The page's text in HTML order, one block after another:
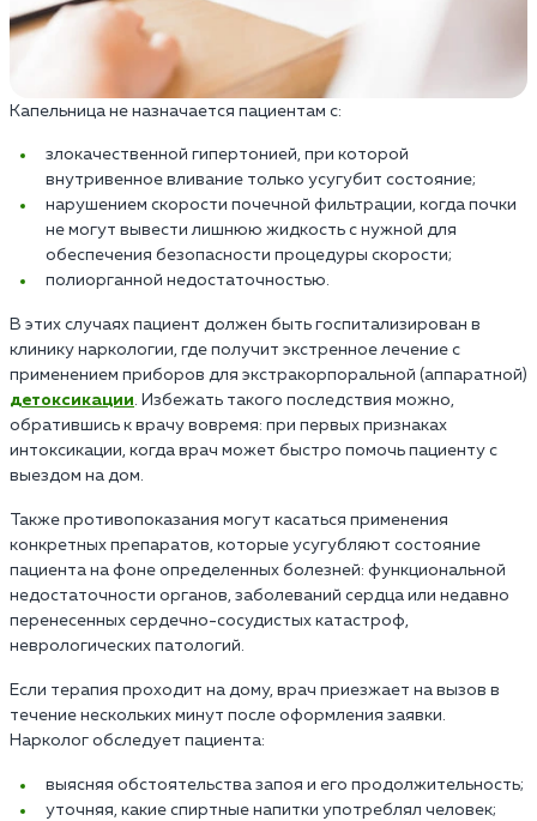
Капельница не назначается пациентам с:
злокачественной гипертонией, при которой
внутривенное вливание только усугубит состояние;
нарушением скорости почечной фильтрации, когда почки
не могут вывести лишнюю жидкость с нужной для
обеспечения безопасности процедуры скорости;
полиорганной недостаточностью.
В этих случаях пациент должен быть госпитализирован в
клинику наркологии, где получит экстренное лечение с
применением приборов для экстракорпоральной (аппаратной)
детоксикации. Избежать такого последствия можно,
обратившись к врачу вовремя: при первых признаках
интоксикации, когда врач может быстро помочь пациенту с
выездом на дом.
Также противопоказания могут касаться применения
конкретных препаратов, которые усугубляют состояние
пациента на фоне определенных болезней: функциональной
недостаточности органов, заболеваний сердца или недавно
перенесенных сердечно-сосудистых катастроф,
неврологических патологий.
Если терапия проходит на дому, врач приезжает на вызов в
течение нескольких минут после оформления заявки.
Нарколог обследует пациента:
выясняя обстоятельства запоя и его продолжительность;
уточняя, какие спиртные напитки употреблял человек;